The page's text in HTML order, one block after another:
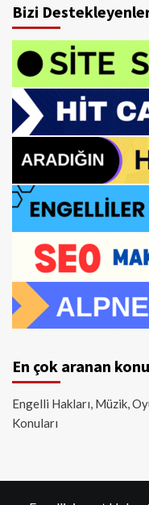
Bizi
En çok aranan
Engelli Hakları, Müzik,
Konuları